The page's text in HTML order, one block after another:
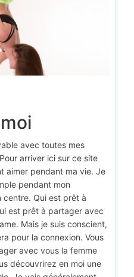
avec toutes mes
arriver ici sur ce site
aimer pendant ma vie. Je
pendant mon
Qui est prêt à
est prêt à partager avec
Mais je suis conscient,
pour la connexion. Vous
avec vous la femme
découvrirez en moi une